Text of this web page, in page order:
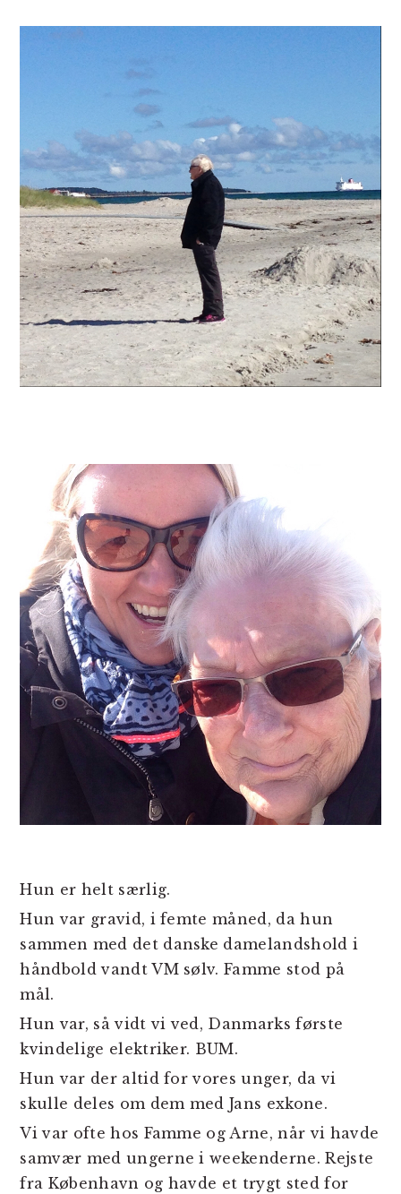
Hun er helt særlig.
Hun var gravid, i femte måned, da hun
sammen med det danske damelandshold i
håndbold vandt VM sølv. Famme stod på
mål.
Hun var, så vidt vi ved, Danmarks første
kvindelige elektriker. BUM.
Hun var der altid for vores unger, da vi
skulle deles om dem med Jans exkone.
Vi var ofte hos Famme og Arne, når vi havde
samvær med ungerne i weekenderne. Rejste
fra København og havde et trygt sted for